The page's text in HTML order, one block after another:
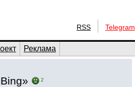
RSS Telegram
Реклама
2